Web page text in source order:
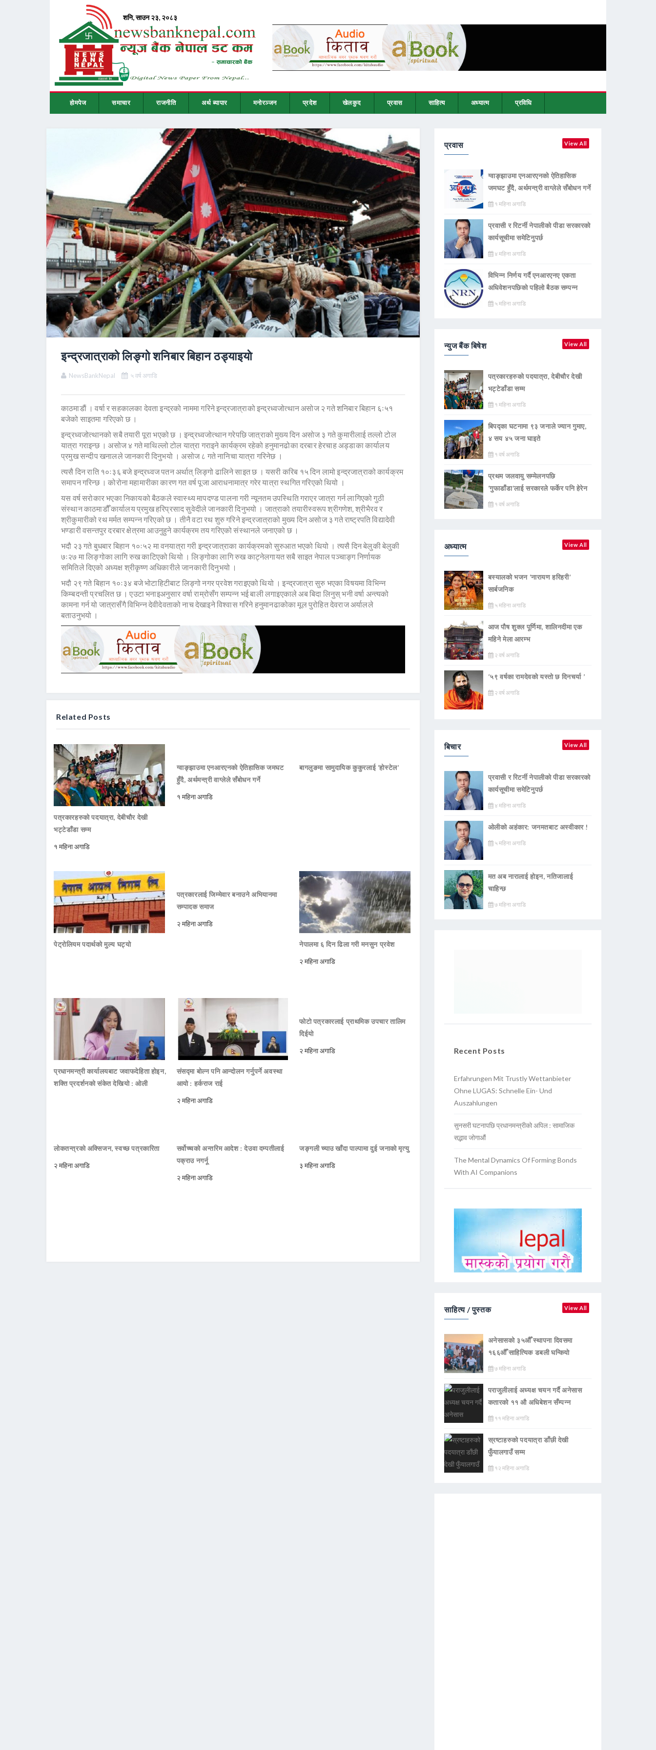
होमपेज समाचार राजनीति अर्थ ब्यापार मनोरञ्जन प्रदेश खेलकुद प्रवास साहित्य अध्यात्म प्रविधि
इन्द्रजात्राको लिङ्गो शनिबार बिहान ठड्याइयाे
NewsBankNepal ५ वर्ष अगाडि
काठमाडाैं । वर्षा र सहकालका देवता इन्द्रको नाममा गरिने इन्द्रजात्राको इन्द्रध्वजोत्थान असोज २ गते शनिबार बिहान ६ः५१
बजेको साइतमा गरिएकाे छ ।
इन्द्रध्वजोत्थानको सबै तयारी पूरा भएको छ । इन्द्रध्वजोत्थान गरेपछि जात्राको मुख्य दिन असोज ३ गते कुमारीलाई तल्लो टोल
यात्रा गराइन्छ । असोज ४ गते माथिल्लो टोल यात्रा गराइने कार्यक्रम रहेको हनुमानढोका दरबार हेरचाह अड्डाका कार्यालय
प्रमुख सन्दीप खनालले जानकारी दिनुभयो । असोज ८ गते नानिचा यात्रा गरिनेछ ।
त्यसै दिन राति १०ः३६ बजे इन्द्रध्वज पतन अर्थात् लिङ्गो ढालिने साइत छ । यसरी करिब १५ दिन लामो इन्द्रजात्राको कार्यक्रम
समापन गरिन्छ । कोरोना महामारीका कारण गत वर्ष पूजा आराधनामात्र गरेर यात्रा स्थगित गरिएको थियो ।
यस वर्ष सरोकार भएका निकायको बैठकले स्वास्थ्य मापदण्ड पालना गरी न्यूनतम उपस्थिति गराएर जात्रा गर्न लागिएको गुठी
संस्थान काठमाडौँ कार्यालय प्रमुख हरिप्रसाद सुवेदीले जानकारी दिनुभयो । जात्राको तयारीस्वरूप श्रीगणेश, श्रीभैरव र
श्रीकुमारीको रथ मर्मत सम्पन्न गरिएको छ । तीनै वटा रथ शुरु गरिने इन्द्रजात्राको मुख्य दिन असोज ३ गते राष्ट्रपति विद्यादेवी
भण्डारी वसन्तपुर दरबार क्षेत्रमा आउनुहुने कार्यक्रम तय गरिएको संस्थानले जनाएको छ ।
भदौ २३ गते बुधबार बिहान १०ः५२ मा वनयात्रा गरी इन्द्रजात्राका कार्यक्रमको सुरुआत भएको थियो । त्यसै दिन बेलुकी बेलुकी
७ः२७ मा लिङ्गोका लागि रुख काटिएको थियो । लिङ्गोका लागि रुख काट्नेलगायत सबै साइत नेपाल पञ्चाङ्ग निर्णायक
समितिले दिएको अध्यक्ष श्रीकृष्ण अधिकारीले जानकारी दिनुभयो ।
भदौ २९ गते बिहान १०ः३४ बजे भोटाहिटीबाट लिङ्गो नगर प्रवेश गराइएको थियो । इन्द्रजात्रा सुरु भएका विषयमा विभिन्न
किम्बदन्ती प्रचलित छ । एउटा भनाइअनुसार वर्षा राम्रोसँग सम्पन्न भई बाली लगाइएकाले अब बिदा लिनुस् भनी वर्षा अन्त्यको
कामना गर्न यो जात्रासँगै विभिन्न देवीदेवताको नाच देखाइने विश्वास गरिने हनुमानढाकोका मूल पुरोहित देवराज अर्यालले
बताउनुभयो ।
Related Posts
पत्रकारहरुको पदयात्रा, देबीचौर देखी
भट्टेडाँडा सम्म
१ महिना अगाडि
ग्वाङ्झाउमा एनआरएनको ऐतिहासिक जमघट
हुँदै, अर्थमन्त्री वाग्लेले सँबोधन गर्ने
१ महिना अगाडि
बागलुङमा सामुदायिक कुकुरलाई ‘होस्टेल’
पेट्रोलियम पदार्थको मुल्य घट्यो
पत्रकारलाई जिम्मेवार बनाउने अभियानमा
सम्पादक समाज
२ महिना अगाडि
नेपालमा ६ दिन ढिला गरी मनसुन प्रवेश
२ महिना अगाडि
प्रधानमन्त्री कार्यालयबाट जवाफदेहिता होइन,
शक्ति प्रदर्शनको संकेत देखियो : ओली
संसद्मा बोल्न पनि आन्दोलन गर्नुपर्ने अवस्था
आयो : हर्कराज राई
२ महिना अगाडि
फोटो पत्रकारलाई प्राथमिक उपचार तालिम
दिईयो
२ महिना अगाडि
लोकतन्त्रको अक्सिजन, स्वच्छ पत्रकारिता
२ महिना अगाडि
सर्वोच्चको अन्तरिम आदेश : देउवा दम्पतीलाई
पक्राउ नगर्नू
२ महिना अगाडि
जङ्गली च्याउ खाँदा पाल्पामा दुई जनाको मृत्यु
३ महिना अगाडि
प्रवास View All
ग्वाङ्झाउमा एनआरएनको ऐतिहासिक
जमघट हुँदै, अर्थमन्त्री वाग्लेले सँबोधन गर्ने
१ महिना अगाडि
प्रवासी र रिटर्नी नेपालीको पीडा सरकारको
कार्यसूचीमा समेटिनुपर्छ
४ महिना अगाडि
विभिन्न निर्णय गर्दै एनआरएनए एकता
अधिवेशनपछिको पहिलो बैठक सम्पन्न
५ महिना अगाडि
न्युज बैंक बिषेश View All
पत्रकारहरुको पदयात्रा, देबीचौर देखी
भट्टेडाँडा सम्म
१ महिना अगाडि
बिपद्का घटनामा ९३ जनाले ज्यान गुमाए,
४ सय ४५ जना घाइते
१ वर्ष अगाडि
प्रथम जलवायु सम्मेलनपछि
‘गुफाडाँडा’लाई सरकारले फर्केर पनि हेरेन
१ वर्ष अगाडि
अध्यात्म View All
बस्यालको भजन ‘नारायण हरिहरी’
सार्बजनिक
५ महिना अगाडि
आज पौष शुक्ल पूर्णिमा, शालिनदीमा एक
महिने मेला आरम्भ
२ वर्ष अगाडि
‘५९ वर्षका रामदेवकाे यस्ताे छ दिनचर्या ’
२ वर्ष अगाडि
बिचार View All
प्रवासी र रिटर्नी नेपालीको पीडा सरकारको
कार्यसूचीमा समेटिनुपर्छ
४ महिना अगाडि
ओलीको अहंकार: जनमतबाट अस्वीकार !
५ महिना अगाडि
मत अब नारालाई होइन, नतिजालाई
चाहिन्छ
७ महिना अगाडि
Recent Posts
Erfahrungen Mit Trustly Wettanbieter
Ohne LUGAS: Schnelle Ein- Und
Auszahlungen
सुनसरी घटनापछि प्रधानमन्त्रीको अपिल : सामाजिक
सद्भाव जोगाऔं
The Mental Dynamics Of Forming Bonds
With AI Companions
साहित्य / पुस्तक View All
अनेसासको ३५औँ स्थापना दिवसमा
१६६औँ साहित्यिक डबली घन्कियाे
७ महिना अगाडि
पराजुलीलाई अध्यक्ष चयन गर्दै अनेसास
कतारको ११ औ अधिबेशन सँम्पन्न
११ महिना अगाडि
स्रष्टाहरुको पदयात्रा डाँछी देखी
फुँयालगाउँ सम्म
१२ महिना अगाडि